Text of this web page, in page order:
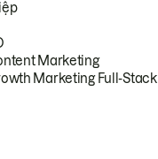
Marketing
Marketing Full-Stack